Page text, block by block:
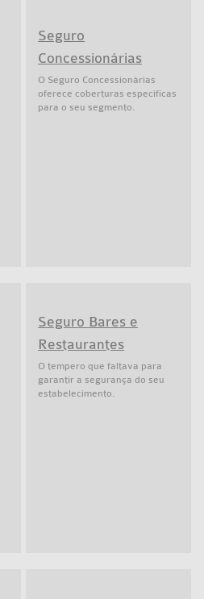
Seguro
Concessionárias
O Seguro Concessionárias
oferece coberturas específicas
para o seu segmento.
Seguro Bares e
Restaurantes
O tempero que faltava para
garantir a segurança do seu
estabelecimento.